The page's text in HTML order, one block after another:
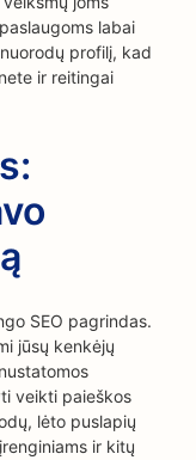
labai
profilį, kad
ir reitingai
SEO pagrindas.
jūsų kenkėjų
veikti paieškos
lėto puslapių
ir kitų